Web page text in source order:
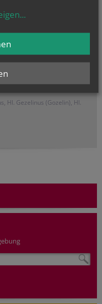
Hl. Gezelinus (Gozelin), Hl.
...